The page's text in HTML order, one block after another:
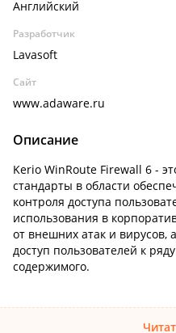
Английский
Разработчик
Lavasoft
Сайт
www.adaware.ru
Описание
Kerio WinRoute Firewall 6 -
стандарты в области
контроля доступа
использования в
от внешних атак и вирусов,
доступ пользователей к
содержимого.